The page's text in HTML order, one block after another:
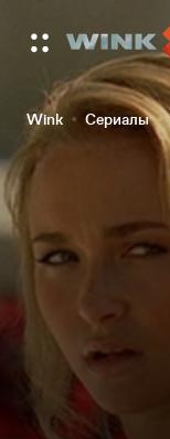
Wink Сериалы